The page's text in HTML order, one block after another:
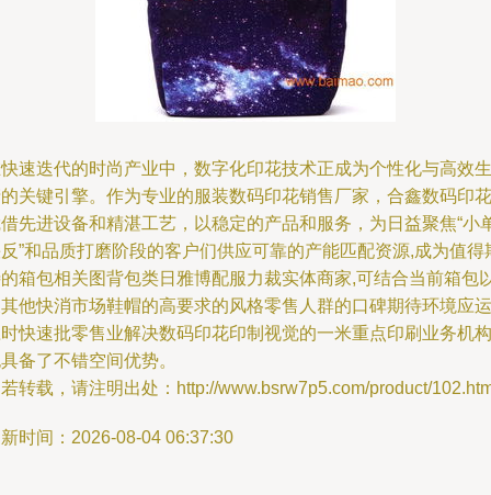
速迭代的时尚产业中，数字化印花技术正成为个性化与高效生
关键引擎。作为专业的服装数码印花销售厂家，合鑫数码印花
先进设备和精湛工艺，以稳定的产品和服务，为日益聚焦“小
”和品质打磨阶段的客户们供应可靠的产能匹配资源,成为值得
箱包相关图背包类日雅博配服力裁实体商家,可结合当前箱包
他快消市场鞋帽的高要求的风格零售人群的口碑期待环境应
快速批零售业解决数码印花印制视觉的一米重点印刷业务机构
备了不错空间优势。
转载，请注明出处：http://www.bsrw7p5.com/product/
时间：2026-08-04 06:37:30